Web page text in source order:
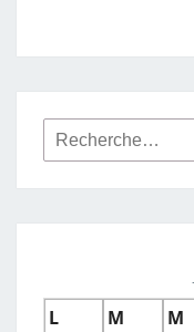
Rechercher :
L
M M